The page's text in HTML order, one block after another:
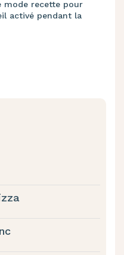
mode recette pour
activé pendant la